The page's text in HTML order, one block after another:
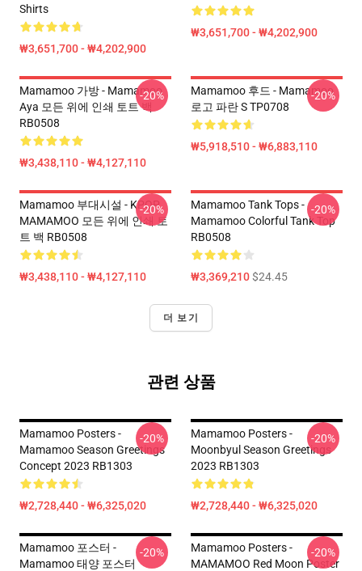
Shirts
₩3,651,700 - ₩4,202,900
₩3,651,700 - ₩4,202,900
Mamamoo 가방 - Mamamoo
Aya 모든 위에 인쇄 토트 백
RB0508
₩3,438,110 - ₩4,127,110
-20%
Mamamoo 후드 - Mamamoo
로고 파란 S TP0708
₩5,918,510 - ₩6,883,110
-20%
Mamamoo 부대시설 - KPOP
MAMAMOO 모든 위에 인쇄 토
트 백 RB0508
₩3,438,110 - ₩4,127,110
-20%
Mamamoo Tank Tops -
Mamamoo Colorful Tank Top
RB0508
₩3,369,210$24.45
-20%
더 보기
관련 상품
Mamamoo Posters -
Mamamoo Season Greetings
Concept 2023 RB1303
₩2,728,440 - ₩6,325,020
-20%
Mamamoo Posters -
Moonbyul Season Greetings
2023 RB1303
₩2,728,440 - ₩6,325,020
-20%
Mamamoo 포스터 -
Mamamoo 태양 포스터
-20%
Mamamoo Posters -
MAMAMOO Red Moon Poster
-20%